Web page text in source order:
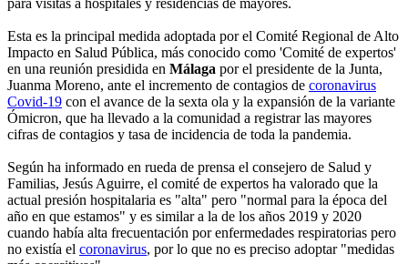
Esta es la principal medida adoptada por el Comité Regional de Alto
Impacto en Salud Pública, más conocido como 'Comité de expertos'
en una reunión presidida en Málaga por el presidente de la Junta,
Juanma Moreno, ante el incremento de contagios de coronavirus
Covid-19 con el avance de la sexta ola y la expansión de la variante
Ómicron, que ha llevado a la comunidad a registrar las mayores
cifras de contagios y tasa de incidencia de toda la pandemia.
Según ha informado en rueda de prensa el consejero de Salud y
Familias, Jesús Aguirre, el comité de expertos ha valorado que la
actual presión hospitalaria es "alta" pero "normal para la época del
año en que estamos" y es similar a la de los años 2019 y 2020
cuando había alta frecuentación por enfermedades respiratorias pero
no existía el coronavirus, por lo que no es preciso adoptar "medidas